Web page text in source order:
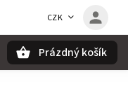
CZK
Prázdný košík